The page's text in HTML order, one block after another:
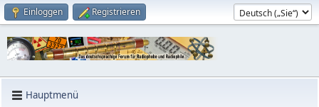
Einloggen Registrieren
Hauptmenü